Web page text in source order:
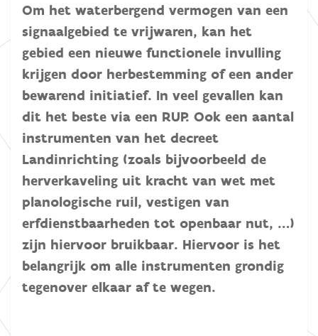
Om het waterbergend vermogen van een
signaalgebied te vrijwaren, kan het
gebied een nieuwe functionele invulling
krijgen door herbestemming of een ander
bewarend initiatief. In veel gevallen kan
dit het beste via een RUP. Ook een aantal
instrumenten van het decreet
Landinrichting (zoals bijvoorbeeld de
herverkaveling uit kracht van wet met
planologische ruil, vestigen van
erfdienstbaarheden tot openbaar nut, …)
zijn hiervoor bruikbaar. Hiervoor is het
belangrijk om alle instrumenten grondig
tegenover elkaar af te wegen.